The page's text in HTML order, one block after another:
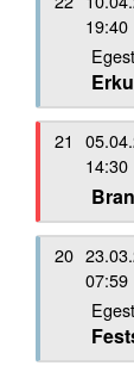
19:40
21
14:30
20
07:59